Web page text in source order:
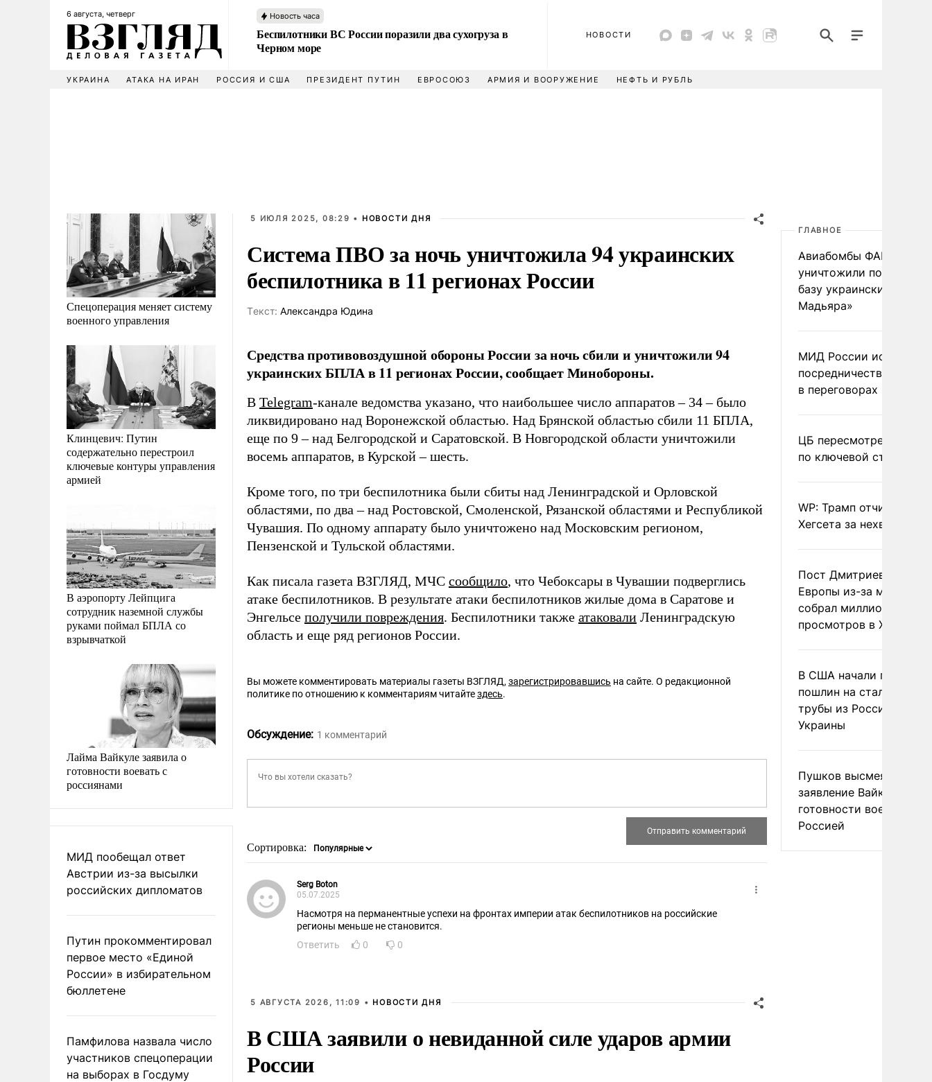
6 августа, четверг Новость часа
Беспилотники ВС России поразили два сухогруза в
Черном море
НОВОСТИ
УКРАИНА АТАКА НА ИРАН РОССИЯ И США ПРЕЗИДЕНТ ПУТИН ЕВРОСОЮЗ АРМИЯ И ВООРУЖЕНИЕ НЕФТЬ И РУБЛЬ
Спецоперация меняет систему
военного управления
Клинцевич: Путин
содержательно перестроил
ключевые контуры управления
армией
В аэропорту Лейпцига
сотрудник наземной службы
руками поймал БПЛА со
взрывчаткой
Лайма Вайкуле заявила о
готовности воевать с
россиянами
МИД пообещал ответ
Австрии из-за высылки
российских дипломатов
Путин прокомментировал
первое место «Единой
России» в избирательном
бюллетене
Памфилова назвала число
участников спецоперации
на выборах в Госдуму
5 ИЮЛЯ 2025, 08:29 • НОВОСТИ ДНЯ
Система ПВО за ночь уничтожила 94 украинских
беспилотника в 11 регионах России
Tекст: Александра Юдина
Средства противовоздушной обороны России за ночь сбили и уничтожили 94
украинских БПЛА в 11 регионах России, сообщает Минобороны.
В Telegram-канале ведомства указано, что наибольшее число аппаратов – 34 – было
ликвидировано над Воронежской областью. Над Брянской областью сбили 11 БПЛА,
еще по 9 – над Белгородской и Саратовской. В Новгородской области уничтожили
восемь аппаратов, в Курской – шесть.
Кроме того, по три беспилотника были сбиты над Ленинградской и Орловской
областями, по два – над Ростовской, Смоленской, Рязанской областями и Республикой
Чувашия. По одному аппарату было уничтожено над Московским регионом,
Пензенской и Тульской областями.
Как писала газета ВЗГЛЯД, МЧС сообщило, что Чебоксары в Чувашии подверглись
атаке беспилотников. В результате атаки беспилотников жилые дома в Саратове и
Энгельсе получили повреждения. Беспилотники также атаковали Ленинградскую
область и еще ряд регионов России.
Вы можете комментировать материалы газеты ВЗГЛЯД, зарегистрировавшись на сайте. О редакционной
политике по отношению к комментариям читайтездесь.
Обсуждение: 1 комментарий
Сортировка:
Serg Boton
05.07.2025
Насмотря на перманентные успехи на фронтах империи атак беспилотников на российские
регионы меньше не становится.
Ответить
0 0
5 АВГУСТА 2026, 11:09 • НОВОСТИ ДНЯ
В США заявили о невиданной силе ударов армии
России
ГЛАВНОЕ
Авиабомбы ФАБ-500
уничтожили подземную
базу украинских «Птиц
Мадьяра»
МИД России исключил
посредничество
в переговорах по
ЦБ пересмотрел
по ключевой ставке
WP: Трамп отчитал
Хегсета за нехватку
Пост Дмитриева о
Европы из-за
собрал миллион
просмотров в X
В США начали
пошлин на стальные
трубы из России и с
Украины
Пушков высмеял
заявление Вайкуле о
готовности воевать с
Россией